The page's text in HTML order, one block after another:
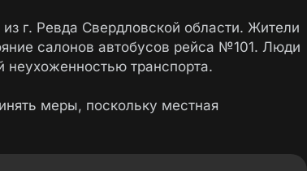
из г. Ревда Свердловской области. Жители
салонов автобусов рейса №101. Люди
транспорта.
меры, поскольку местная